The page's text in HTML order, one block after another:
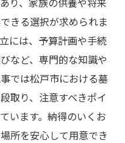
きる選択が求められま
には、予算計画や手続
など、専門的な知識や
では松戸市における墓
取り、注意すべきポイ
います。納得のいくお
所を安心して用意でき